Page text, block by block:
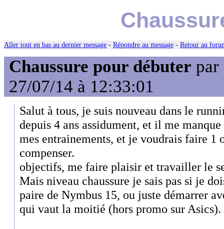
Aller tout en bas au dernier message - Répondre au message - Retour au
Chaussure pour débuter par
27/07/14 à 12:33:01
Salut à tous, je suis nouveau dans le
depuis 4 ans assidument, et il me
mes entrainements, et je voudrais faire 1
compenser.
objectifs, me faire plaisir et travailler le
Mais niveau chaussure je sais pas si je
paire de Nymbus 15, ou juste démarrer
qui vaut la moitié (hors promo sur Asics).